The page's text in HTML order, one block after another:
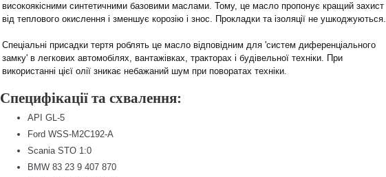
високоякісними синтетичними базовими маслами. Тому, це масло пропонує кращий захист
від теплового окислення і зменшує корозію і знос. Прокладки та ізоляції не ушкоджуються.
Спеціальні присадки тертя роблять це масло відповідним для 'систем диференціального
замку' в легкових автомобілях, вантажівках, тракторах і будівельної техніки. При
використанні цієї олії зникає небажаний шум при поворатах техніки.
Специфікації та схвалення:
API GL-5
Ford WSS-M2C192-A
Scania STO 1:0
BMW 83 23 9 407 870